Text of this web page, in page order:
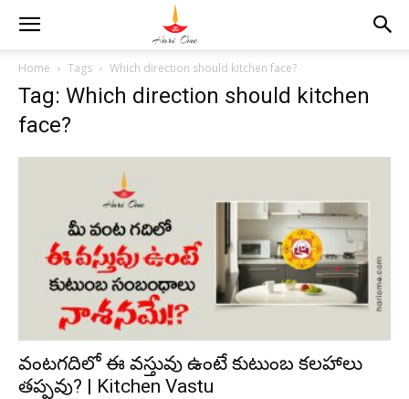
Home Tags Which direction should kitchen face?
Tag: Which direction should kitchen
face?
వంటగదిలో ఈ వస్తువు ఉంటే కుటుంబ కలహాలు
తప్పవు? | Kitchen Vastu